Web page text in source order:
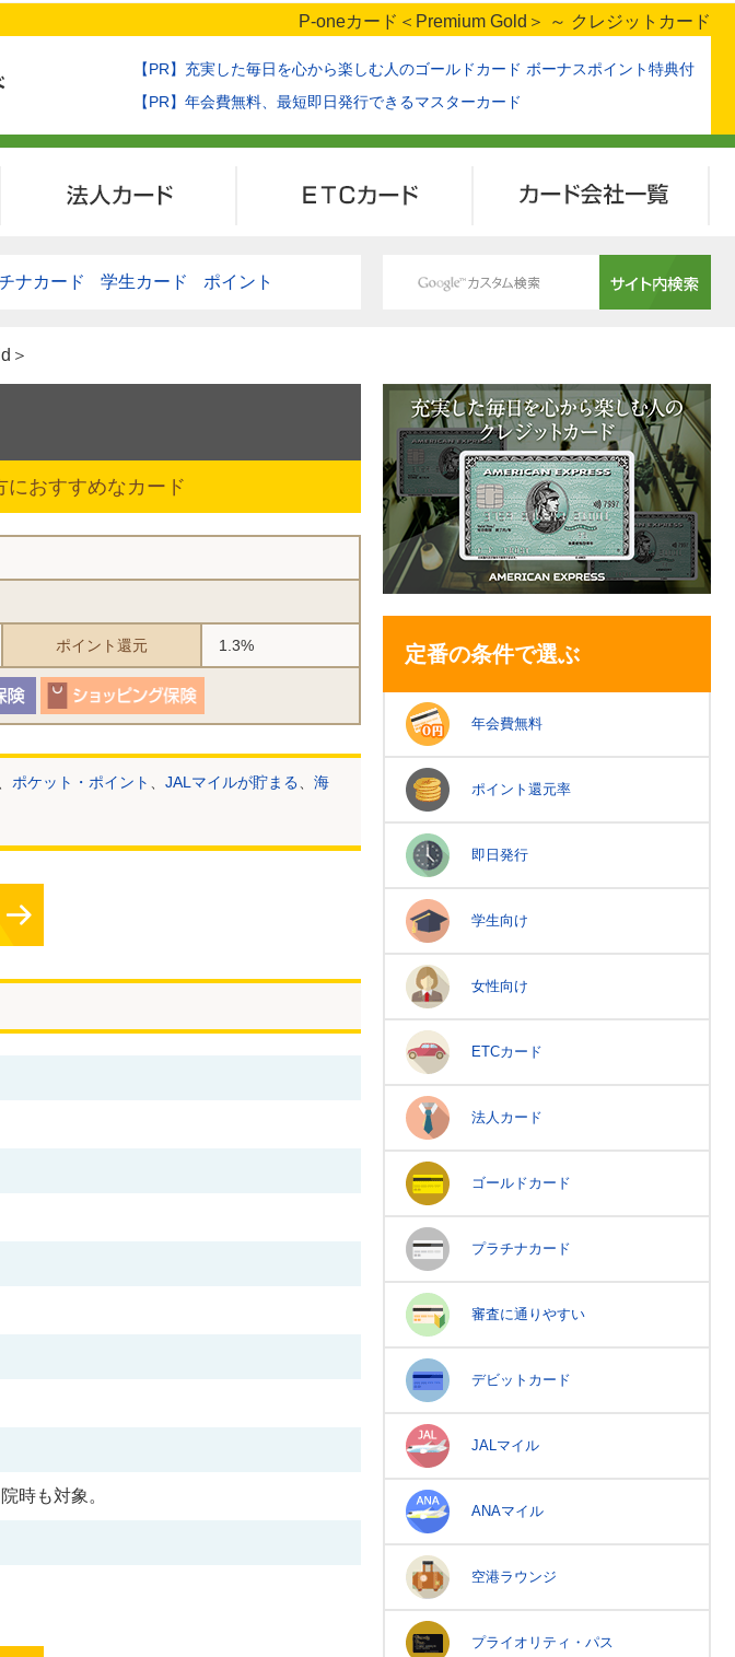
P-oneカード＜Premium Gold＞ ～ クレジットカード
＞
おすすめなカード
ポイント還元 1.3%
ポケット・ポイント JALマイルが貯まる 海
時も対象。
定番の条件で選ぶ
年会費無料
ポイント還元率
即日発行
学生向け
女性向け
ETCカード
法人カード
ゴールドカード
プラチナカード
審査に通りやすい
デビットカード
JALマイル
ANAマイル
空港ラウンジ
プライオリティ・パス
【PR】充実した毎日を心から楽しむ人のゴールドカード ボーナスポイント特典付
【PR】年会費無料、最短即日発行できるマスターカード
ナカード 学生カード ポイント